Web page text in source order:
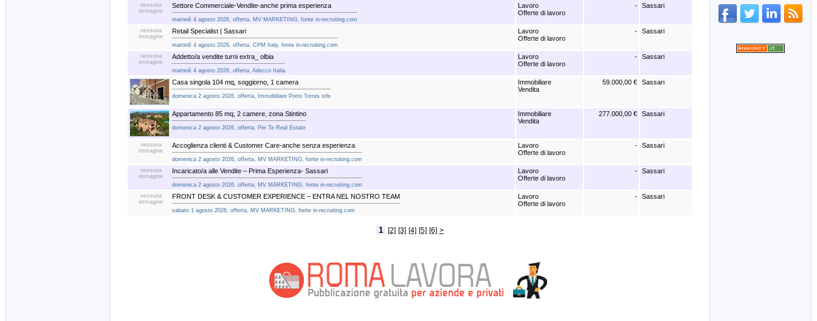
nessuna
immagine
Settore Commerciale-Vendite-anche prima esperienza
martedì 4 agosto 2026, offerta, MV MARKETING, fonte in-recruiting.com
Lavoro
Offerte di lavoro
- Sassari
nessuna
immagine
Retail Specialist | Sassari
martedì 4 agosto 2026, offerta, CPM Italy, fonte in-recruiting.com
Lavoro
Offerte di lavoro
- Sassari
nessuna
immagine
Addetto/a vendite turni extra_ olbia
martedì 4 agosto 2026, offerta, Adecco Italia
Lavoro
Offerte di lavoro
- Sassari
Casa singola 104 mq, soggiorno, 1 camera
domenica 2 agosto 2026, offerta, Immobiliare Porto Torres srls
Immobiliare
Vendita
59.000,00 € Sassari
Appartamento 85 mq, 2 camere, zona Stintino
domenica 2 agosto 2026, offerta, Per Te Real Estate
Immobiliare
Vendita
277.000,00 € Sassari
nessuna
immagine
Accoglienza clienti & Customer Care-anche senza esperienza
domenica 2 agosto 2026, offerta, MV MARKETING, fonte in-recruiting.com
Lavoro
Offerte di lavoro
- Sassari
nessuna
immagine
Incaricato/a alle Vendite – Prima Esperienza- Sassari
domenica 2 agosto 2026, offerta, MV MARKETING, fonte in-recruiting.com
Lavoro
Offerte di lavoro
- Sassari
nessuna
immagine
FRONT DESK & CUSTOMER EXPERIENCE – ENTRA NEL NOSTRO TEAM
sabato 1 agosto 2026, offerta, MV MARKETING, fonte in-recruiting.com
Lavoro
Offerte di lavoro
- Sassari
1 [2] [3] [4] [5] [6] >